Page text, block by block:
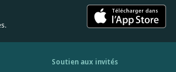
Soutien aux invités